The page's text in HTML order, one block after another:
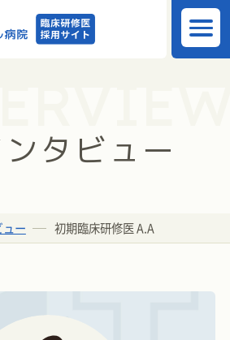
タビュー
ー 初期臨床研修医 A.A